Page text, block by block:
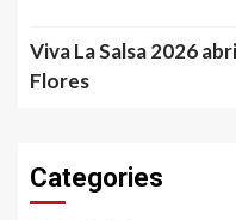
Viva La Salsa 2026
Flores
Categories